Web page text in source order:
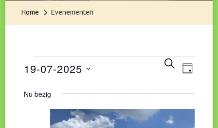
Home Evenementen
Evenementen
en
ZOEKEN
DAG
19-07-2025
Nu bezig